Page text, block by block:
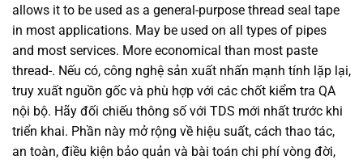
allows it to be used as a general-purpose thread seal tape
in most applications. May be used on all types of pipes
and most services. More economical than most paste
thread-. Nếu có, công nghệ sản xuất nhấn mạnh tính lặp lại,
truy xuất nguồn gốc và phù hợp với các chốt kiểm tra QA
nội bộ. Hãy đối chiếu thông số với TDS mới nhất trước khi
triển khai. Phần này mở rộng về hiệu suất, cách thao tác,
an toàn, điều kiện bảo quản và bài toán chi phí vòng đời,